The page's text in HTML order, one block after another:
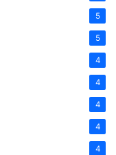
5
5
4
4
4
4
4